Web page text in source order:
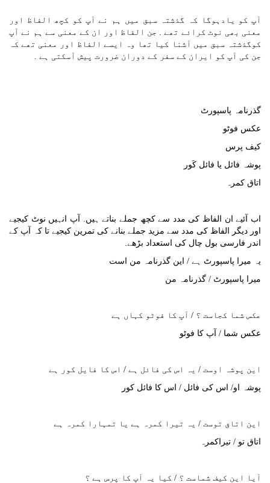
آپ کو یادہوگا کہ گذشتہ سبق میں ہم نے آپ کو کچھ الفاظ اور
معنی بھی نوٹ کرائے تھے . جن الفاظ اور ان کے معنی سے ہم نے آپ
کوگذشتہ سبق میں آشنا کیا تھا وہ ایسے الفاظ اور معنی تھے کہ
جن کی آپ کو ایران کے سفر کے دوران ضرورت پیش آسکتی ہے .
گذرنامہ پاسپورٹ
عکس فوٹو
کیف پرس
پوشہ فائل یا فائل کَور
اتاق کمرہ
اب آئیے ان الفاظ کی مدد سے کچھ جملے بناتے ہیں. آپ انہیں نوٹ کیجیے
اور دیگر الفاظ کی مدد سے مزید جملے بنانے کی تمرین کیجیے تا کہ آپ کے
اندر فارسی بول چال کی استعداد بڑھے.
یہ میرا پاسپورٹ ہے / این گذرنامہ من است
میرا پاسپورٹ / گذرنامہ من
عکس شما کجاست ؟ / آپ کا فوٹو کہاں ہے
عکس شما / آپ کا فوٹو
این پوشہ اوست / یہ اس کی فائل ہے / اس کا فایل کور ہے
پوشہ او/ اس کی فائل / اس کا فائل کور
این اتاق توست / یہ تیرا کمرہ ہے یا تمہارا کمرہ ہے
اتاق تو / تیراکمرہ
آیا این کیف شماست ؟ / کیا یہ آپ کا پرس ہے ؟